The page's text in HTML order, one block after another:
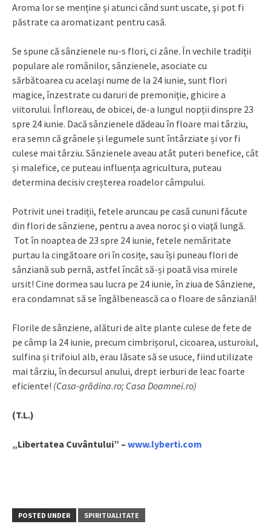
Aroma lor se menține și atunci când sunt uscate, şi pot fi
păstrate ca aromatizant pentru casă.
Se spune că sânzienele nu-s flori, ci zâne. În vechile tradiții
populare ale românilor, sânzienele, asociate cu
sărbătoarea cu același nume de la 24 iunie, sunt flori
magice, înzestrate cu daruri de premoniție, ghicire a
viitorului. Înfloreau, de obicei, de-a lungul nopții dinspre 23
spre 24 iunie. Dacă sânzienele dădeau în floare mai târziu,
era semn că grânele și legumele sunt întârziate și vor fi
culese mai târziu. Sânzienele aveau atât puteri benefice, cât
și malefice, ce puteau influența agricultura, puteau
determina decisiv creșterea roadelor câmpului.
Potrivit unei tradiții, fetele aruncau pe casă cununi făcute
din flori de sânziene, pentru a avea noroc şi o viaţă lungă.
Tot în noaptea de 23 spre 24 iunie, fetele nemăritate
purtau la cingătoare ori în cosițe, sau își puneau flori de
sânziană sub pernă, astfel încât să-și poată visa mirele
ursit! Cine dormea sau lucra pe 24 iunie, în ziua de Sânziene,
era condamnat să se îngălbenească ca o floare de sânziană!
Florile de sânziene, alături de alte plante culese de fete de
pe câmp la 24 iunie, precum cimbrișorul, cicoarea, usturoiul,
sulfina și trifoiul alb, erau lăsate să se usuce, fiind utilizate
mai târziu, în decursul anului, drept ierburi de leac foarte
eficiente! (Casa-grădina.ro; Casa Doamnei.ro)
(T.L.)
„Libertatea Cuvântului” – www.lyberti.com
POSTED UNDER SPIRITUALITATE